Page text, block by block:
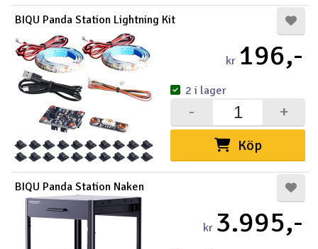
BIQU Panda Station Lightning Kit
kr 196,-
Köp
+
-
2 i lager
BIQU Panda Station Naken
kr 3.995,-